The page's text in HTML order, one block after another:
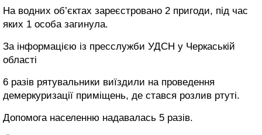
На водних об’єктах зареєстровано 2 пригоди, під час
яких 1 особа загинула.
За інформацією із пресслужби УДСН у Черкаській
області
6 разів рятувальники виїздили на проведення
демеркуризації приміщень, де стався розлив ртуті.
Допомога населенню надавалась 5 разів.